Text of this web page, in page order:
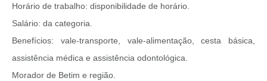
Horário de trabalho: disponibilidade de horário.
Salário: da categoria.
Benefícios: vale-transporte, vale-alimentação, cesta básica,
assistência médica e assistência odontológica.
Morador de Betim e região.